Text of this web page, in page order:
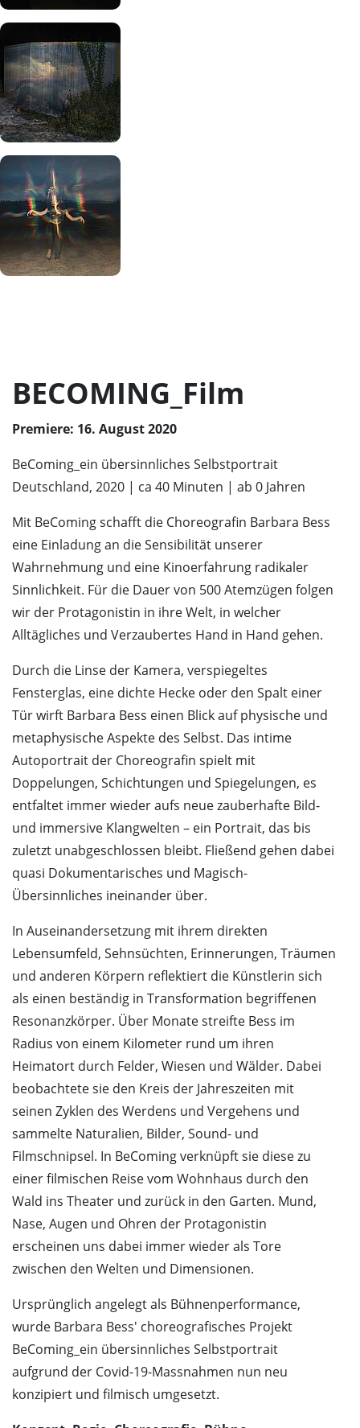
BECOMING_Film
Premiere: 16. August 2020
BeComing_ein übersinnliches Selbstportrait
Deutschland, 2020 | ca 40 Minuten | ab 0 Jahren
Mit BeComing schafft die Choreografin Barbara Bess
eine Einladung an die Sensibilität unserer
Wahrnehmung und eine Kinoerfahrung radikaler
Sinnlichkeit. Für die Dauer von 500 Atemzügen folgen
wir der Protagonistin in ihre Welt, in welcher
Alltägliches und Verzaubertes Hand in Hand gehen.
Durch die Linse der Kamera, verspiegeltes
Fensterglas, eine dichte Hecke oder den Spalt einer
Tür wirft Barbara Bess einen Blick auf physische und
metaphysische Aspekte des Selbst. Das intime
Autoportrait der Choreografin spielt mit
Doppelungen, Schichtungen und Spiegelungen, es
entfaltet immer wieder aufs neue zauberhafte Bild-
und immersive Klangwelten – ein Portrait, das bis
zuletzt unabgeschlossen bleibt. Fließend gehen dabei
quasi Dokumentarisches und Magisch-
Übersinnliches ineinander über.
In Auseinandersetzung mit ihrem direkten
Lebensumfeld, Sehnsüchten, Erinnerungen, Träumen
und anderen Körpern reflektiert die Künstlerin sich
als einen beständig in Transformation begriffenen
Resonanzkörper. Über Monate streifte Bess im
Radius von einem Kilometer rund um ihren
Heimatort durch Felder, Wiesen und Wälder. Dabei
beobachtete sie den Kreis der Jahreszeiten mit
seinen Zyklen des Werdens und Vergehens und
sammelte Naturalien, Bilder, Sound- und
Filmschnipsel. In BeComing verknüpft sie diese zu
einer filmischen Reise vom Wohnhaus durch den
Wald ins Theater und zurück in den Garten. Mund,
Nase, Augen und Ohren der Protagonistin
erscheinen uns dabei immer wieder als Tore
zwischen den Welten und Dimensionen.
Ursprünglich angelegt als Bühnenperformance,
wurde Barbara Bess' choreografisches Projekt
BeComing_ein übersinnliches Selbstportrait
aufgrund der Covid-19-Massnahmen nun neu
konzipiert und filmisch umgesetzt.